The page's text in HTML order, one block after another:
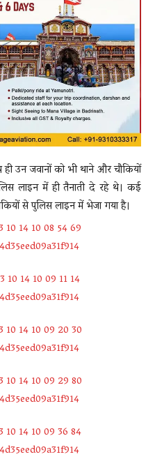
उन जवानों को भी थाने और चौकियों
लाइन में ही तैनाती दे रहे थे। कई
से पुलिस लाइन में भेजा गया है।